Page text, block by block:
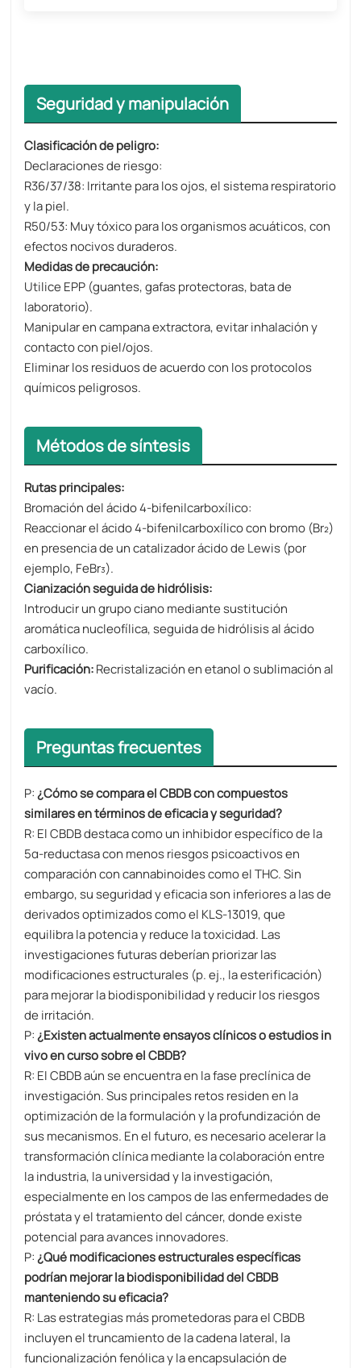
Seguridad y manipulación
Clasificación de peligro:
Declaraciones de riesgo:
R36/37/38: Irritante para los ojos, el sistema respiratorio
y la piel.
R50/53: Muy tóxico para los organismos acuáticos, con
efectos nocivos duraderos.
Medidas de precaución:
Utilice EPP (guantes, gafas protectoras, bata de
laboratorio).
Manipular en campana extractora, evitar inhalación y
contacto con piel/ojos.
Eliminar los residuos de acuerdo con los protocolos
químicos peligrosos.
Métodos de síntesis
Rutas principales:
Bromación del ácido 4-bifenilcarboxílico:
Reaccionar el ácido 4-bifenilcarboxílico con bromo (Br₂)
en presencia de un catalizador ácido de Lewis (por
ejemplo, FeBr₃).
Cianización seguida de hidrólisis:
Introducir un grupo ciano mediante sustitución
aromática nucleofílica, seguida de hidrólisis al ácido
carboxílico.
Purificación:Recristalización en etanol o sublimación al
vacío.
Preguntas frecuentes
P:¿Cómo se compara el CBDB con compuestos
similares en términos de eficacia y seguridad?
R: El CBDB destaca como un inhibidor específico de la
5α-reductasa con menos riesgos psicoactivos en
comparación con cannabinoides como el THC. Sin
embargo, su seguridad y eficacia son inferiores a las de
derivados optimizados como el KLS-13019, que
equilibra la potencia y reduce la toxicidad. Las
investigaciones futuras deberían priorizar las
modificaciones estructurales (p. ej., la esterificación)
para mejorar la biodisponibilidad y reducir los riesgos
de irritación.
P:¿Existen actualmente ensayos clínicos o estudios in
vivo en curso sobre el CBDB?
R: El CBDB aún se encuentra en la fase preclínica de
investigación. Sus principales retos residen en la
optimización de la formulación y la profundización de
sus mecanismos. En el futuro, es necesario acelerar la
transformación clínica mediante la colaboración entre
la industria, la universidad y la investigación,
especialmente en los campos de las enfermedades de
próstata y el tratamiento del cáncer, donde existe
potencial para avances innovadores.
P:¿Qué modificaciones estructurales específicas
podrían mejorar la biodisponibilidad del CBDB
manteniendo su eficacia?
R: Las estrategias más prometedoras para el CBDB
incluyen el truncamiento de la cadena lateral, la
funcionalización fenólica y la encapsulación de